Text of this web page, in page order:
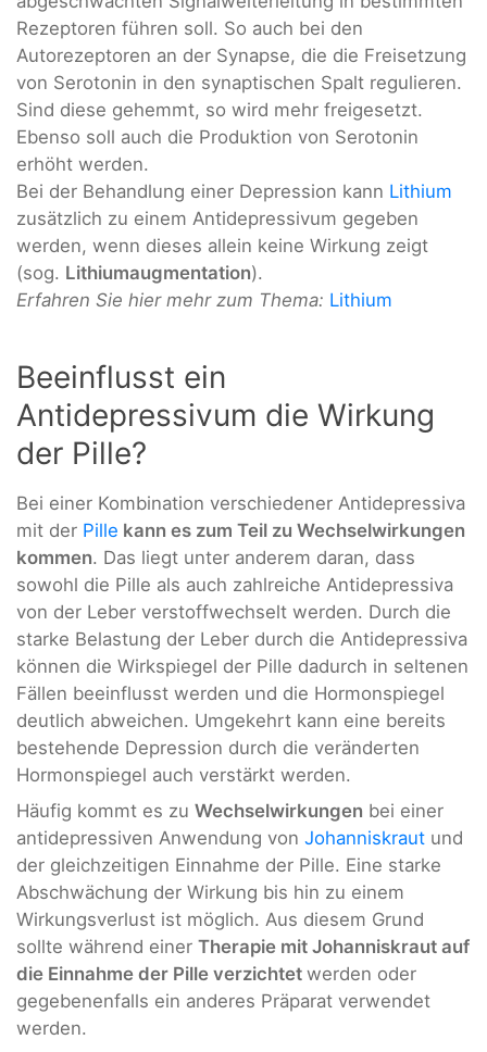
Rezeptoren führen soll. So auch bei den
Autorezeptoren an der Synapse, die die Freisetzung
von Serotonin in den synaptischen Spalt regulieren.
Sind diese gehemmt, so wird mehr freigesetzt.
Ebenso soll auch die Produktion von Serotonin
erhöht werden.
Bei der Behandlung einer Depression kann Lithium
zusätzlich zu einem Antidepressivum gegeben
werden, wenn dieses allein keine Wirkung zeigt
(sog. Lithiumaugmentation).
Erfahren Sie hier mehr zum Thema: Lithium
Beeinflusst ein
Antidepressivum die Wirkung
der Pille?
Bei einer Kombination verschiedener Antidepressiva
mit der Pille kann es zum Teil zu Wechselwirkungen
kommen. Das liegt unter anderem daran, dass
sowohl die Pille als auch zahlreiche Antidepressiva
von der Leber verstoffwechselt werden. Durch die
starke Belastung der Leber durch die Antidepressiva
können die Wirkspiegel der Pille dadurch in seltenen
Fällen beeinflusst werden und die Hormonspiegel
deutlich abweichen. Umgekehrt kann eine bereits
bestehende Depression durch die veränderten
Hormonspiegel auch verstärkt werden.
Häufig kommt es zu Wechselwirkungen bei einer
antidepressiven Anwendung von Johanniskraut und
der gleichzeitigen Einnahme der Pille. Eine starke
Abschwächung der Wirkung bis hin zu einem
Wirkungsverlust ist möglich. Aus diesem Grund
sollte während einer Therapie mit Johanniskraut auf
die Einnahme der Pille verzichtet werden oder
gegebenenfalls ein anderes Präparat verwendet
werden.